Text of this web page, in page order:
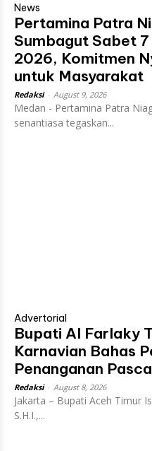
News
Pertamina Patra
Sumbagut Sabet
2026, Komitmen
untuk Masyarakat
Redaksi August 9, 2026
Medan - Pertamina Patra
senantiasa tegaskan...
Advertorial
Bupati Al Farlaky
Karnavian Bahas
Penanganan
Redaksi August 8, 2026
Jakarta – Bupati Aceh Timur
S.H.I.,...